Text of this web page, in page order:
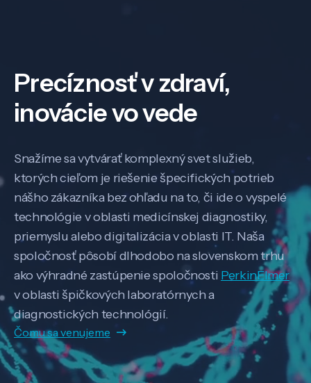
Precíznosť v zdraví,
inovácie vo vede
Snažíme sa vytvárať komplexný svet služieb,
ktorých cieľom je riešenie špecifických potrieb
nášho zákazníka bez ohľadu na to, či ide o vyspelé
technológie v oblasti medicínskej diagnostiky,
priemyslu alebo digitalizácia v oblasti IT. Naša
spoločnosť pôsobí dlhodobo na slovenskom trhu
ako výhradné zastúpenie spoločnosti PerkinElmer
v oblasti špičkových laboratórnych a
diagnostických technológií.
Čomu sa venujeme